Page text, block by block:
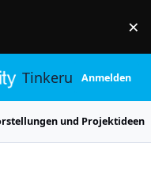
×
TinkerunityAnmelden
und Projektideen